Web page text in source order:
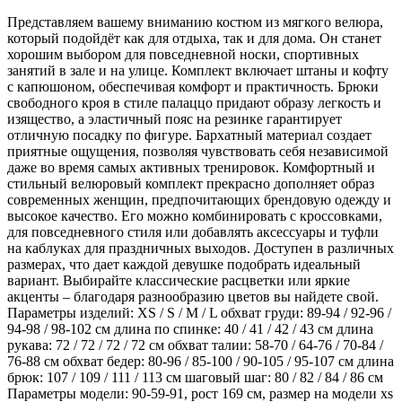
Представляем вашему вниманию костюм из мягкого велюра,
который подойдёт как для отдыха, так и для дома. Он станет
хорошим выбором для повседневной носки, спортивных
занятий в зале и на улице. Комплект включает штаны и кофту
с капюшоном, обеспечивая комфорт и практичность. Брюки
свободного кроя в стиле палаццо придают образу легкость и
изящество, а эластичный пояс на резинке гарантирует
отличную посадку по фигуре. Бархатный материал создает
приятные ощущения, позволяя чувствовать себя независимой
даже во время самых активных тренировок. Комфортный и
стильный велюровый комплект прекрасно дополняет образ
современных женщин, предпочитающих брендовую одежду и
высокое качество. Его можно комбинировать с кроссовками,
для повседневного стиля или добавлять аксессуары и туфли
на каблуках для праздничных выходов. Доступен в различных
размерах, что дает каждой девушке подобрать идеальный
вариант. Выбирайте классические расцветки или яркие
акценты – благодаря разнообразию цветов вы найдете свой.
Параметры изделий: XS / S / M / L обхват груди: 89-94 / 92-96 /
94-98 / 98-102 см длина по спинке: 40 / 41 / 42 / 43 см длина
рукава: 72 / 72 / 72 / 72 см обхват талии: 58-70 / 64-76 / 70-84 /
76-88 см обхват бедер: 80-96 / 85-100 / 90-105 / 95-107 см длина
брюк: 107 / 109 / 111 / 113 см шаговый шаг: 80 / 82 / 84 / 86 см
Параметры модели: 90-59-91, рост 169 см, размер на модели xs